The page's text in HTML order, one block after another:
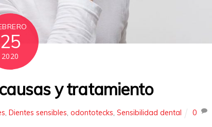
25
2020
y tratamiento
, Dientes sensibles, odontotecks, Sensibilidad dental 0